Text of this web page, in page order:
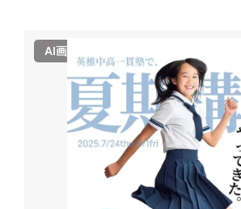
AI画像使用